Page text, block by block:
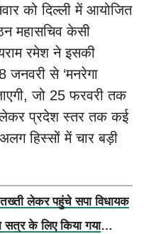
को दिल्ली में आयोजित
महासचिव केसी
रमेश ने इसकी
जनवरी से ‘मनरेगा
जो 25 फरवरी तक
लेकर प्रदेश स्तर तक कई
हिस्सों में चार बड़ी
लेकर पहुंचे सपा विधायक
सत्र के लिए किया गया